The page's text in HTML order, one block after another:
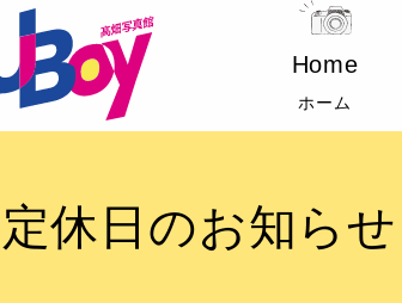
Home
ホーム
休日のお知らせ